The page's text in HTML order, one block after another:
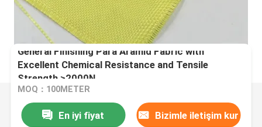
General Finishing Para Aramid Fabric with
Excellent Chemical Resistance and Tensile
Strength ≥2000N
MOQ：100METER
En iyi fiyat Bizimle iletişim kur